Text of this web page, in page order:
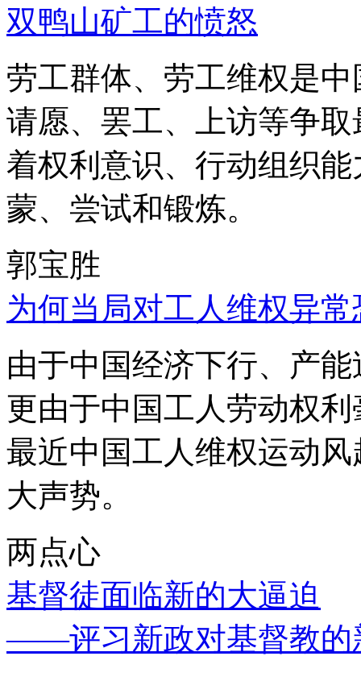
双鸭山矿工的愤怒
劳工群体、劳工维权是
请愿、罢工、上访等争
着权利意识、行动组织
蒙、尝试和锻炼。
郭宝胜
为何当局对工人维权异
由于中国经济下行、产
更由于中国工人劳动权
最近中国工人维权运动
大声势。
两点心
基督徒面临新的大逼迫
——评习新政对基督教的